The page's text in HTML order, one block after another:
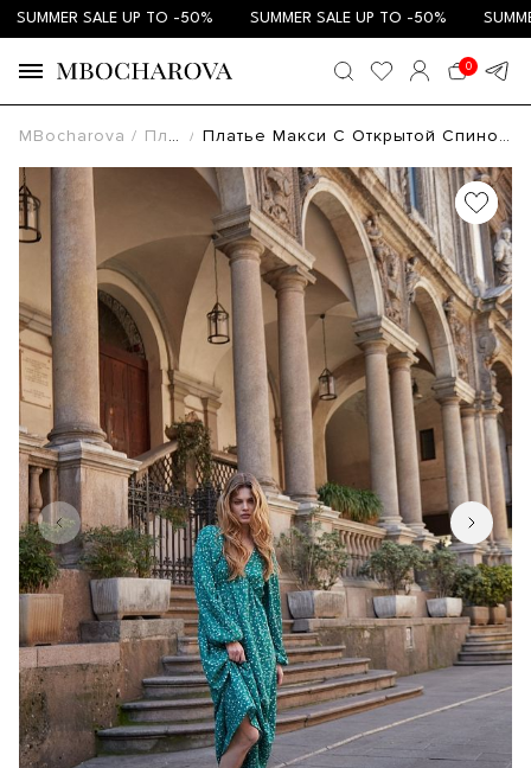
SALE UP TO -50% SUMMER SALE UP TO -50%
0
MBocharova Платья Платье Макси С Открытой Спиной Зеленое МБПЛ003/1